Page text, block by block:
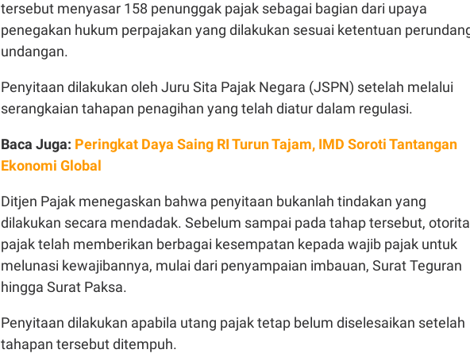
tersebut menyasar 158 penunggak pajak sebagai bagian dari upaya
penegakan hukum perpajakan yang dilakukan sesuai ketentuan
undangan.
Penyitaan dilakukan oleh Juru Sita Pajak Negara (JSPN) setelah melalui
serangkaian tahapan penagihan yang telah diatur dalam regulasi.
Baca Juga: Peringkat Daya Saing RI Turun Tajam, IMD Soroti Tantangan
Ekonomi Global
Ditjen Pajak menegaskan bahwa penyitaan bukanlah tindakan yang
dilakukan secara mendadak. Sebelum sampai pada tahap tersebut,
pajak telah memberikan berbagai kesempatan kepada wajib pajak untuk
melunasi kewajibannya, mulai dari penyampaian imbauan, Surat Teguran
hingga Surat Paksa.
Penyitaan dilakukan apabila utang pajak tetap belum diselesaikan setelah
tahapan tersebut ditempuh.